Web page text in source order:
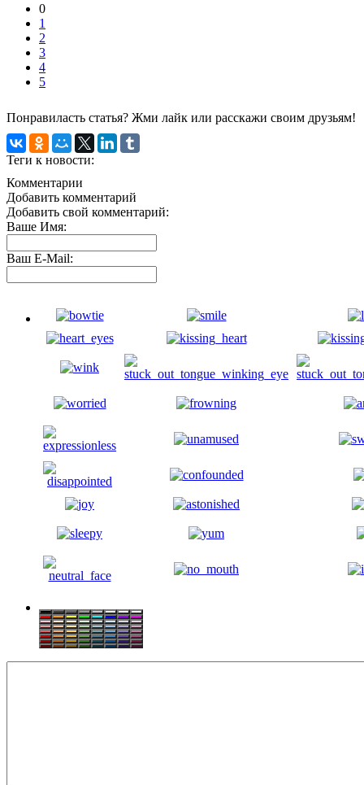
0
1
2
3
4
5
Понравиласть статья? Жми лайк или расскажи своим друзьям!
Теги к новости:
Комментарии
Добавить комментарий
Добавить свой комментарий:
Ваше Имя:
Ваш E-Mail: